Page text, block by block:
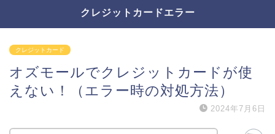
クレジットカードエラー
クレジットカード
オズモールでクレジットカードが使
えない！（エラー時の対処方法）
2024年7月6日